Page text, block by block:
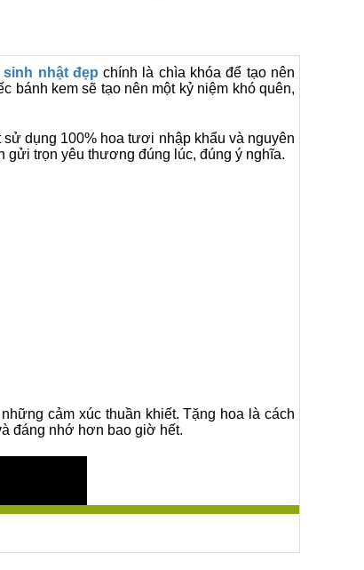
sinh nhật đẹp chính là chìa khóa để tạo nên
bánh kem sẽ tạo nên một kỷ niệm khó quên,
dụng 100% hoa tươi nhập khẩu và nguyên
gửi trọn yêu thương đúng lúc, đúng ý nghĩa.
cảm xúc thuần khiết. Tặng hoa là cách
đáng nhớ hơn bao giờ hết.